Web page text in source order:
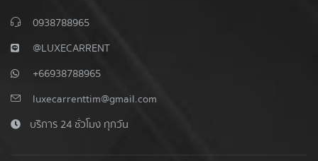
0938788965
@LUXECARRENT
+66938788965
luxecarrenttim@gmail.com
บริการ 24 ชั่วโมง ทุกวัน